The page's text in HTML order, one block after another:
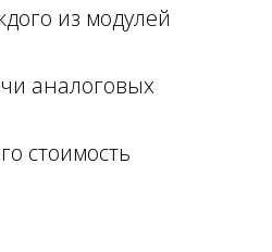
из модулей
аналоговых
стоимость